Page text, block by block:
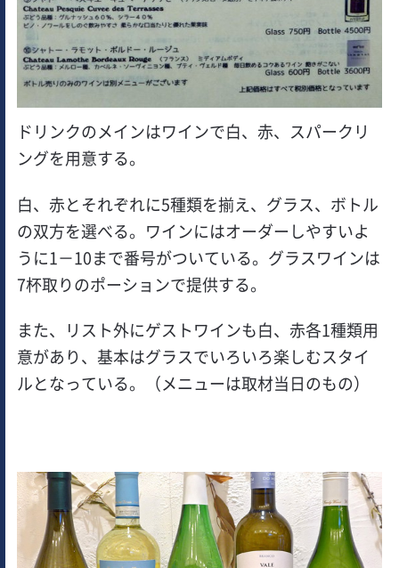
ドリンクのメインはワインで白、赤、スパークリ
ングを用意する。
白、赤とそれぞれに5種類を揃え、グラス、ボトル
の双方を選べる。ワインにはオーダーしやすいよ
うに1－10まで番号がついている。グラスワインは
7杯取りのポーションで提供する。
また、リスト外にゲストワインも白、赤各1種類用
意があり、基本はグラスでいろいろ楽しむスタイ
ルとなっている。（メニューは取材当日のもの）